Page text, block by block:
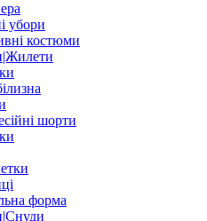
убори
костюми
шорти
форма